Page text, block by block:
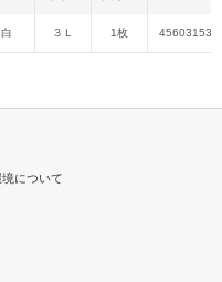
白 ３Ｌ 1枚
境について